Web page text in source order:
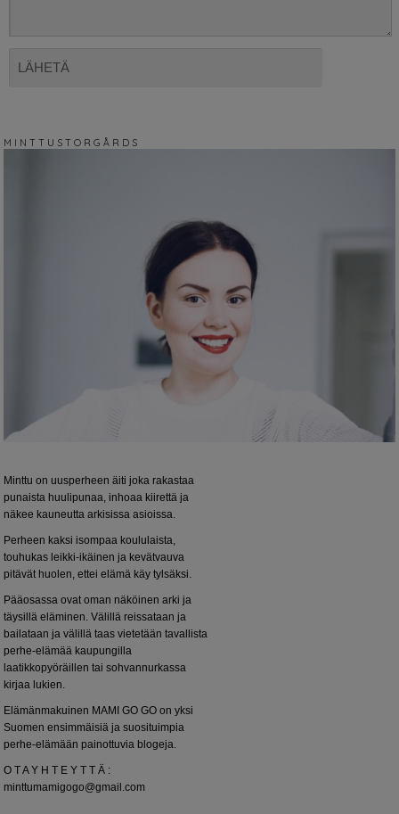
M I N T T U S T O R G Å R D S
Minttu on uusperheen äiti joka rakastaa
punaista huulipunaa, inhoaa kiirettä ja
näkee kauneutta arkisissa asioissa.
Perheen kaksi isompaa koululaista,
touhukas leikki-ikäinen ja kevätvauva
pitävät huolen, ettei elämä käy tylsäksi.
Pääosassa ovat oman näköinen arki ja
täysillä eläminen. Välillä reissataan ja
bailataan ja välillä taas vietetään tavallista
perhe-elämää kaupungilla
laatikkopyöräillen tai sohvannurkassa
kirjaa lukien.
Elämänmakuinen MAMI GO GO on yksi
Suomen ensimmäisiä ja suosituimpia
perhe-elämään painottuvia blogeja.
O T A Y H T E Y T T Ä :
minttumamigogo@gmail.com